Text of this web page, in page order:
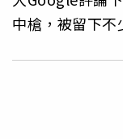
中槍，被留下不